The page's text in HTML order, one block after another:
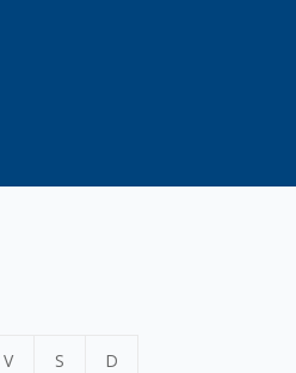
V S D